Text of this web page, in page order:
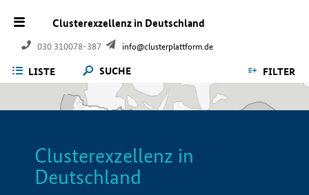
Clusterexzellenz in Deutschland
030 310078-387 info@clusterplattform.de
LISTE SUCHE FILTER
Clusterexzellenz in
Deutschland